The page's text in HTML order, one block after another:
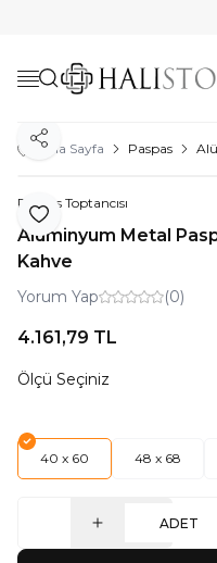
Ana Sayfa Paspas
Favoriye Ekle
Paylaş
Paspas Toptancısı
Alüminyum Metal
Kahve
Yorum Yap (0)
4.161,79 TL
Ölçü Seçiniz
40 x 60 48 x 68
ADET